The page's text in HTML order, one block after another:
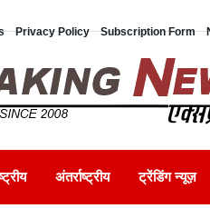
Privacy Policy Subscription Form
अंतर्राष्ट्रीय ट्रेंडिंग न्यूज़